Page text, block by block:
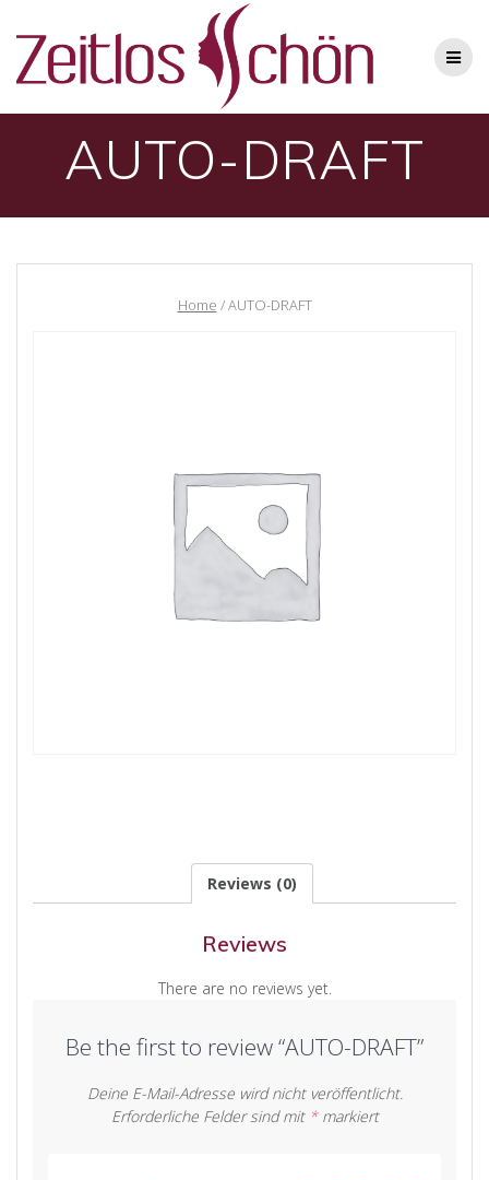
AUTO-DRAFT
Home / AUTO-DRAFT
Reviews (0)
Reviews
There are no reviews yet.
Be the first to review “AUTO-DRAFT”
Deine E-Mail-Adresse wird nicht veröffentlicht.
Erforderliche Felder sind mit *markiert